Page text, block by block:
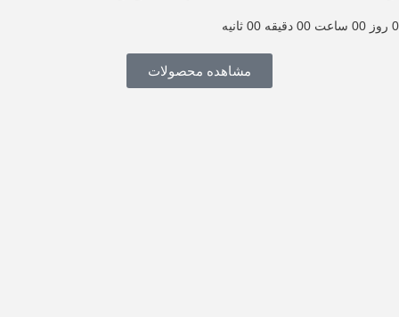
0 روز 00 ساعت 00 دقیقه 00 ثانیه
مشاهده محصولات